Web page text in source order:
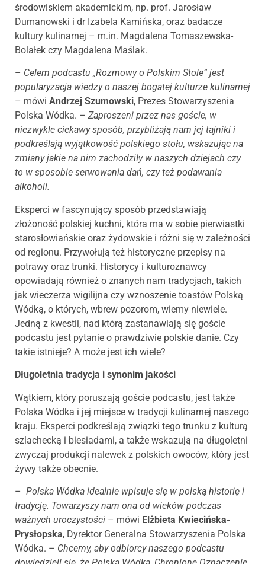
środowiskiem akademickim, np. prof. Jarosław
Dumanowski i dr Izabela Kamińska, oraz badacze
kultury kulinarnej – m.in. Magdalena Tomaszewska-
Bolałek czy Magdalena Maślak.
– Celem podcastu „Rozmowy o Polskim Stole” jest
popularyzacja wiedzy o naszej bogatej kulturze kulinarnej
– mówi Andrzej Szumowski, Prezes Stowarzyszenia
Polska Wódka. – Zaproszeni przez nas goście, w
niezwykle ciekawy sposób, przybliżają nam jej tajniki i
podkreślają wyjątkowość polskiego stołu, wskazując na
zmiany jakie na nim zachodziły w naszych dziejach czy
to w sposobie serwowania dań, czy też podawania
alkoholi.
Eksperci w fascynujący sposób przedstawiają
złożoność polskiej kuchni, która ma w sobie pierwiastki
starosłowiańskie oraz żydowskie i różni się w zależności
od regionu. Przywołują też historyczne przepisy na
potrawy oraz trunki. Historycy i kulturoznawcy
opowiadają również o znanych nam tradycjach, takich
jak wieczerza wigilijna czy wznoszenie toastów Polską
Wódką, o których, wbrew pozorom, wiemy niewiele.
Jedną z kwestii, nad którą zastanawiają się goście
podcastu jest pytanie o prawdziwie polskie danie. Czy
takie istnieje? A może jest ich wiele?
Długoletnia tradycja i synonim jakości
Wątkiem, który poruszają goście podcastu, jest także
Polska Wódka i jej miejsce w tradycji kulinarnej naszego
kraju. Eksperci podkreślają związki tego trunku z kulturą
szlachecką i biesiadami, a także wskazują na długoletni
zwyczaj produkcji nalewek z polskich owoców, który jest
żywy także obecnie.
– Polska Wódka idealnie wpisuje się w polską historię i
tradycję. Towarzyszy nam ona od wieków podczas
ważnych uroczystości – mówi Elżbieta Kwiecińska-
Prysłopska, Dyrektor Generalna Stowarzyszenia Polska
Wódka. – Chcemy, aby odbiorcy naszego podcastu